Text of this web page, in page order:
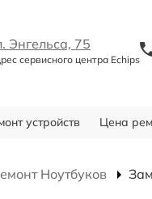
Энгельса, 75
сервисного центра Echips
устройств Цена
Ноутбуков